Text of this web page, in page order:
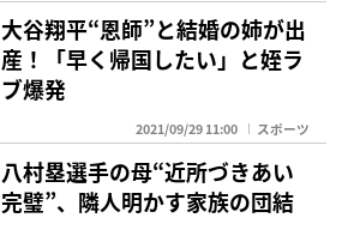
大谷翔平“恩師”と結婚の姉が出
産！「早く帰国したい」と姪ラ
ブ爆発
2021/09/29 11:00 スポーツ
八村塁選手の母“近所づきあい
完璧”、隣人明かす家族の団結